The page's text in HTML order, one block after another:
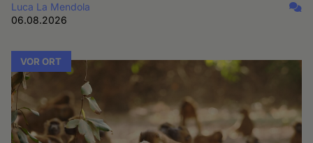
Luca La Mendola
06.08.2026
VOR ORT